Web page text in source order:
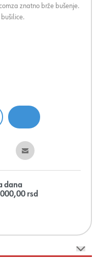
znatno brže bušenje.
dana
rsd